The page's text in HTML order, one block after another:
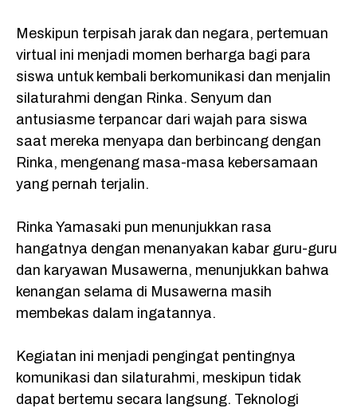
Meskipun terpisah jarak dan negara, pertemuan
virtual ini menjadi momen berharga bagi para
siswa untuk kembali berkomunikasi dan menjalin
silaturahmi dengan Rinka. Senyum dan
antusiasme terpancar dari wajah para siswa
saat mereka menyapa dan berbincang dengan
Rinka, mengenang masa-masa kebersamaan
yang pernah terjalin.
Rinka Yamasaki pun menunjukkan rasa
hangatnya dengan menanyakan kabar guru-guru
dan karyawan Musawerna, menunjukkan bahwa
kenangan selama di Musawerna masih
membekas dalam ingatannya.
Kegiatan ini menjadi pengingat pentingnya
komunikasi dan silaturahmi, meskipun tidak
dapat bertemu secara langsung. Teknologi